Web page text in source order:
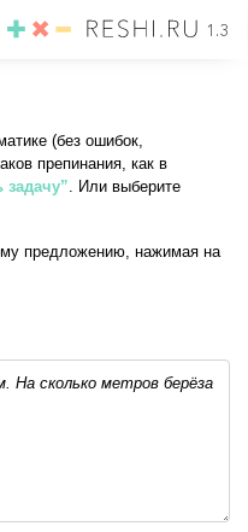
1.3
(без ошибок,
препинания, как в
задачу”. Или выберите
предложению, нажимая на